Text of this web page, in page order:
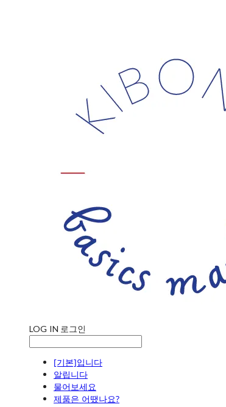
LOG IN 로그인
[기본]입니다
알립니다
물어보세요
제품은 어땠나요?